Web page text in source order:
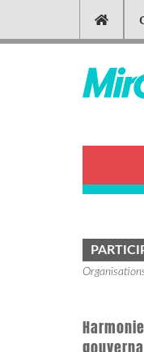
contenu
Main